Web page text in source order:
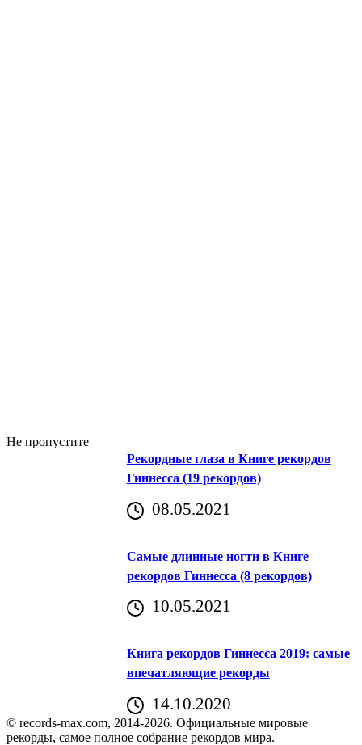
Не пропустите
Рекордные глаза в Книге рекордов
Гиннесса (19 рекордов)
08.05.2021
Самые длинные ногти в Книге
рекордов Гиннесса (8 рекордов)
10.05.2021
Книга рекордов Гиннесса 2019: самые
впечатляющие рекорды
14.10.2020
© records-max.com, 2014-2026. Официальные мировые
рекорды, самое полное собрание рекордов мира.